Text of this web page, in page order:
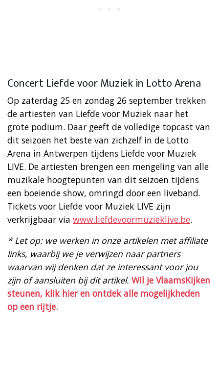
Concert Liefde voor Muziek in Lotto Arena
Op zaterdag 25 en zondag 26 september trekken
de artiesten van Liefde voor Muziek naar het
grote podium. Daar geeft de volledige topcast van
dit seizoen het beste van zichzelf in de Lotto
Arena in Antwerpen tijdens Liefde voor Muziek
LIVE. De artiesten brengen een mengeling van alle
muzikale hoogtepunten van dit seizoen tijdens
een boeiende show, omringd door een liveband.
Tickets voor Liefde voor Muziek LIVE zijn
verkrijgbaar via www.liefdevoormuzieklive.be.
* Let op: we werken in onze artikelen met affiliate
links, waarbij we je verwijzen naar partners
waarvan wij denken dat ze interessant voor jou
zijn of aansluiten bij dit artikel. Wil je VlaamsKijken
steunen, klik hier en ontdek alle mogelijkheden
op een rijtje.